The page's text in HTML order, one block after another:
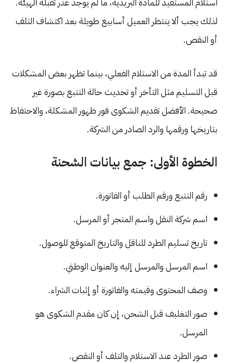
لذلك يجب ألا ينتظر العميل أسابيع طويلة بعد اكتشاف التلف
أو النقص.
قد تبدأ المدة من الاستلام الفعلي، بينما تظهر بعض المشكلات
قبل التسليم مثل التأخر أو تحديث حالة التتبع بصورة غير
صحيحة. الأفضل تقديم الشكوى فور ظهور المشكلة، والاحتفاظ
بتاريخها ورقمها والرد الصادر من الشركة.
الخطوة الأولى: جمع بيانات الشحنة
رقم التتبع ورقم الطلب أو الفاتورة.
اسم شركة النقل واسم المتجر أو المرسل.
تاريخ تسليم الطرد للناقل والتاريخ المتوقع للوصول.
اسم المرسل والمرسل إليه والعنوان الوطني.
وصف المحتوى وقيمته والفاتورة أو إثبات الشراء.
صور التغليف قبل الشحن، إن كان مقدم الشكوى هو
المرسل.
صور الطرد عند الاستلام والتلف أو النقص.